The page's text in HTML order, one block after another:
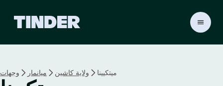
ة
وجهات ميانمار ولاية كاشين ميتكيينا